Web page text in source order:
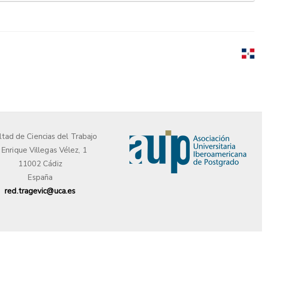
de Ciencias del Trabajo
Enrique Villegas Vélez, 1
11002 Cádiz
España
red.tragevic@uca.es